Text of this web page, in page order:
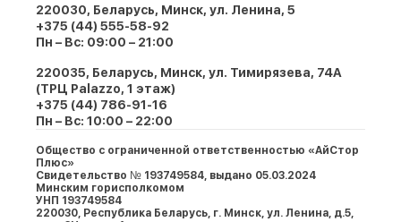
220030, Беларусь, Минск, ул. Ленина, 5
+375 (44) 555-58-92
Пн – Вс: 09:00 – 21:00
220035, Беларусь, Минск, ул. Тимирязева, 74A
(ТРЦ Palazzo, 1 этаж)
+375 (44) 786-91-16
Пн – Вс: 10:00 – 22:00
Общество с ограниченной ответственностью «АйСтор
Плюс»
Свидетельство № 193749584, выдано 05.03.2024
Минским горисполкомом
УНП 193749584
220030, Республика Беларусь, г. Минcк, ул. Ленина, д.5,